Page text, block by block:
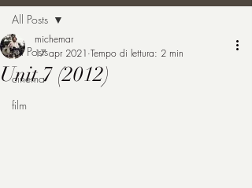
michemar
All Posts
cinema
film
All Posts
Unit 7 (2012)
michemar
17 apr 2021 Tempo di lettura: 2 min